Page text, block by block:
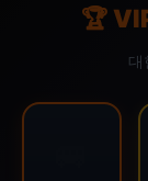
🏆
대